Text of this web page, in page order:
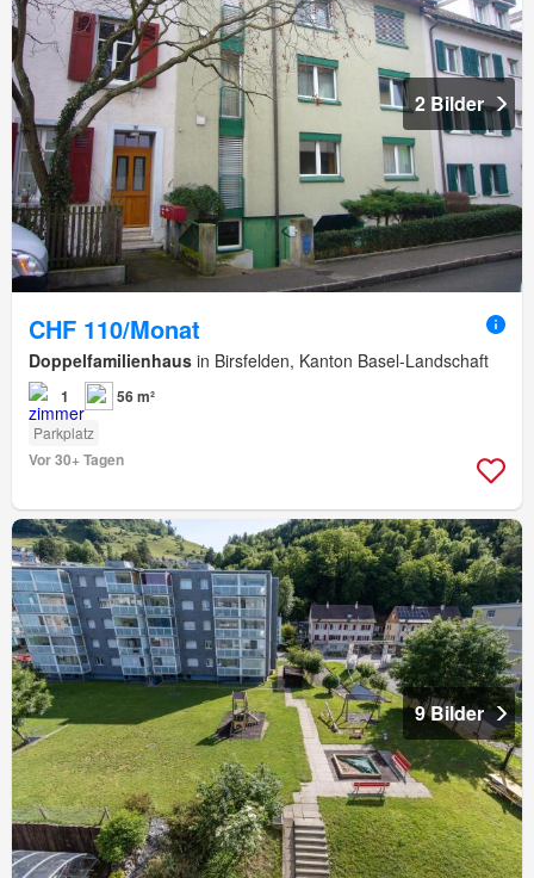
2 Bilder
CHF 110/Monat
Doppelfamilienhaus in Birsfelden, Kanton Basel-Landschaft
1 56 m²
Parkplatz
Vor 30+ Tagen
9 Bilder